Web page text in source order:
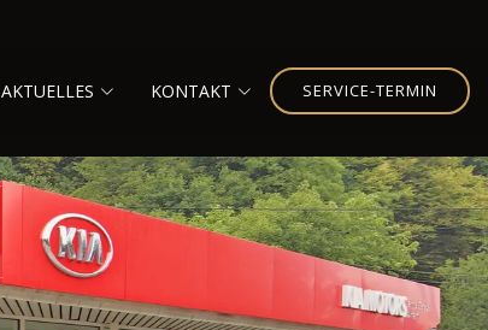
AKTUELLES KONTAKT SERVICE-TERMIN